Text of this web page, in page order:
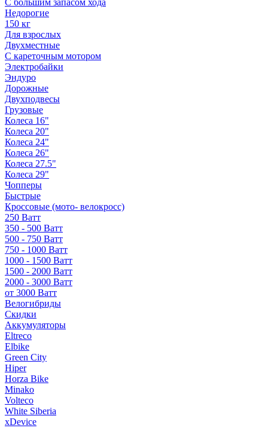
С большим запасом хода
Недорогие
150 кг
Для взрослых
Двухместные
С кареточным мотором
Электробайки
Эндуро
Дорожные
Двухподвесы
Грузовые
Колеса 16"
Колеса 20"
Колеса 24"
Колеса 26"
Колеса 27.5"
Колеса 29"
Чопперы
Быстрые
Кроссовые (мото- велокросс)
250 Ватт
350 - 500 Ватт
500 - 750 Ватт
750 - 1000 Ватт
1000 - 1500 Ватт
1500 - 2000 Ватт
2000 - 3000 Ватт
от 3000 Ватт
Велогибриды
Скидки
Аккумуляторы
Eltreco
Elbike
Green City
Hiper
Horza Bike
Minako
Volteco
White Siberia
xDevice